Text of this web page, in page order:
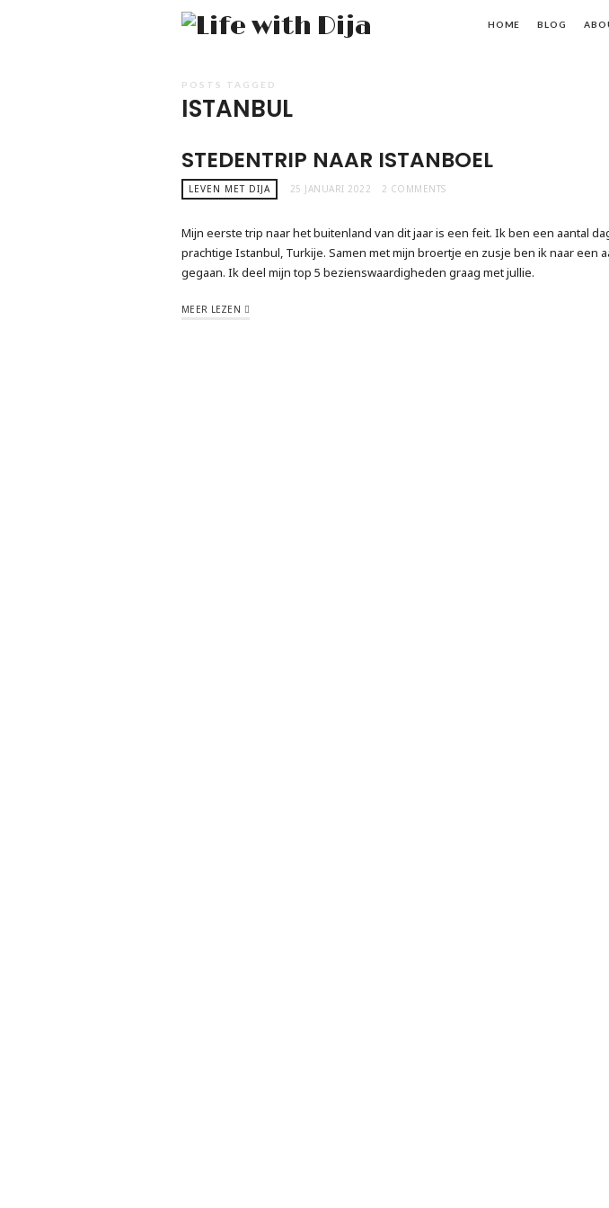
HOME BLOG
POSTS TAGGED
ISTANBUL
STEDENTRIP NAAR ISTANBOEL
LEVEN MET DIJA 25 JANUARI 2022 2 COMMENTS
Mijn eerste trip naar het buitenland van dit jaar is een feit. Ik ben een aantal
prachtige Istanbul, Turkije. Samen met mijn broertje en zusje ben ik naar een
gegaan. Ik deel mijn top 5 bezienswaardigheden graag met jullie.
MEER LEZEN